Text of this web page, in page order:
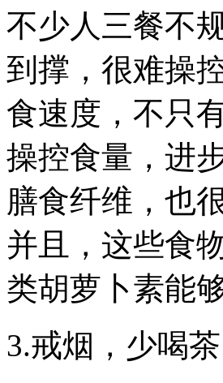
不少人三餐不
到撑，很难操
食速度，不只
操控食量，进
膳食纤维，也
并且，这些食
类胡萝卜素能
3.戒烟，少喝